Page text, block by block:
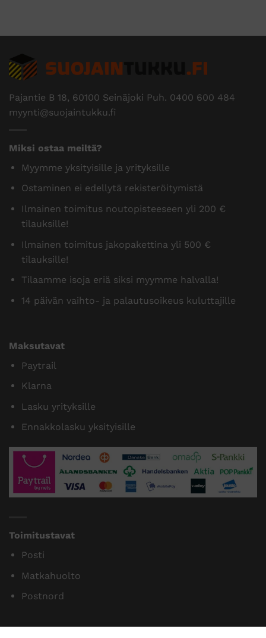
Pajantie B 18, 60100 Seinäjoki Puh.0400 600 484
myynti@suojaintukku.fi
Miksi ostaa meiltä?
Myymme yksityisille ja yrityksille
Ostaminen ei edellytä rekisteröitymistä
Ilmainen toimitus noutopisteeseen yli 200 €
tilauksille!
Tilaamme isoja eriä siksi myymme halvalla!
14 päivän vaihto- ja palautusoikeus kuluttajille
Paytrail
Klarna
Lasku yrityksille
Toimitustavat